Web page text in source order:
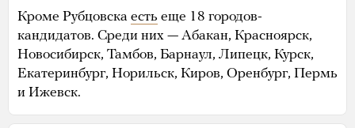
Кроме Рубцовска есть еще 18 городов-
кандидатов. Среди них — Абакан, Красноярск,
Новосибирск, Тамбов, Барнаул, Липецк, Курск,
Екатеринбург, Норильск, Киров, Оренбург, Пермь
и Ижевск.